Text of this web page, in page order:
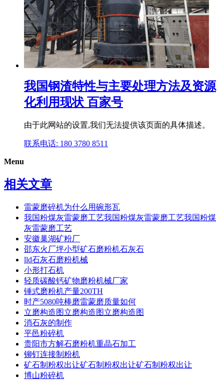
我国钢渣特性与主要处理方法及资源
化利用现状 百家号
由于此网站的设置,我们无法提供该页面的具体描述。
联系电话: 180 3780 8511
Menu
相关文章
雷蒙磨碎机为什么用碗形瓦
我国粉煤灰雷蒙磨工艺我国粉煤灰雷蒙磨工艺我国粉煤
灰雷蒙磨工艺
安徽巢湖矿粉厂
邵东火厂坪小型矿石磨粉机石灰石
lld石灰石磨粉机械
小形打石机
轻质碳酸钙矿物磨粉机械厂家
锤式磨粉机产量200TH
时产5080吨棒磨雷蒙磨质量如何
立磨构造图立磨构造图立磨构造图
消石灰的制作
平邑粉碎机
贵阳市方解石磨粉机重晶石加工
铆钉连接制粉机
矿石制粉权出让矿石制粉权出让矿石制粉权出让
博山粉碎机